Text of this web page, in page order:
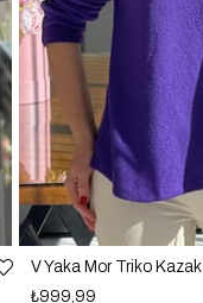
V Yaka Mor Triko Kazak
₺999,99